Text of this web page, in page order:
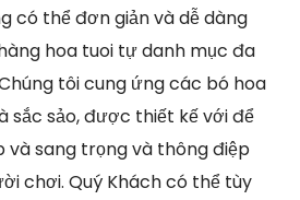
có thể đơn giản và dễ dàng
hoa tuoi tự danh mục đa
tôi cung ứng các bó hoa
sắc sảo, được thiết kế với để
và sang trọng và thông điệp
chơi. Quý Khách có thể tùy